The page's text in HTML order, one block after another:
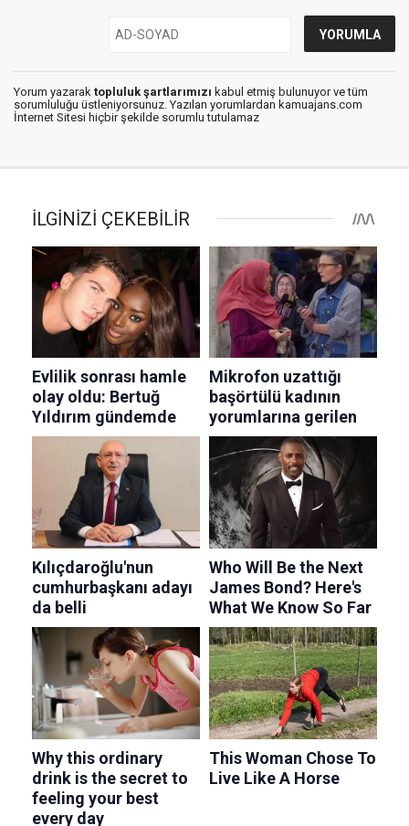
Yorum yazarak topluluk şartlarımızı kabul etmiş bulunuyor ve tüm
sorumluluğu üstleniyorsunuz. Yazılan yorumlardan kamuajans.com
İnternet Sitesi hiçbir şekilde sorumlu tutulamaz